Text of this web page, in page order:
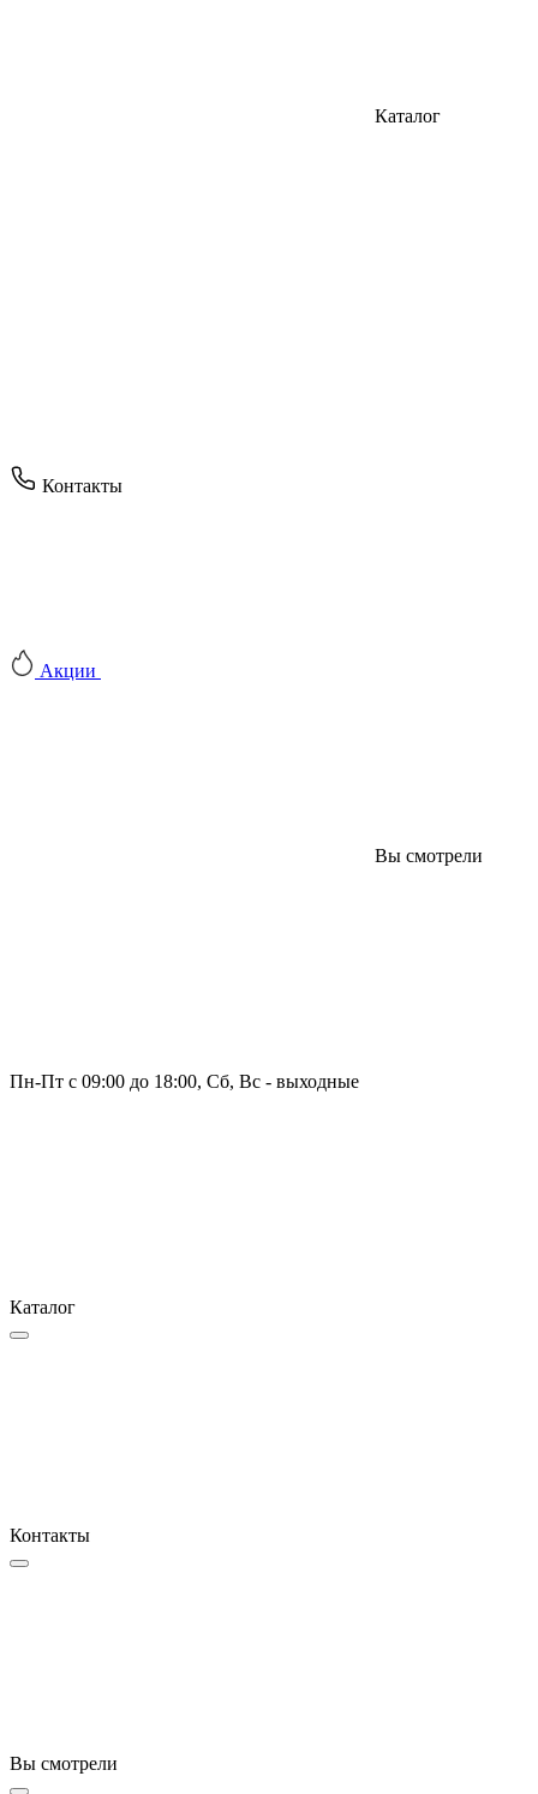
Каталог
Контакты
Акции
Вы смотрели
Пн-Пт с 09:00 до 18:00, Сб, Вс - выходные
Каталог
Контакты
Вы смотрели